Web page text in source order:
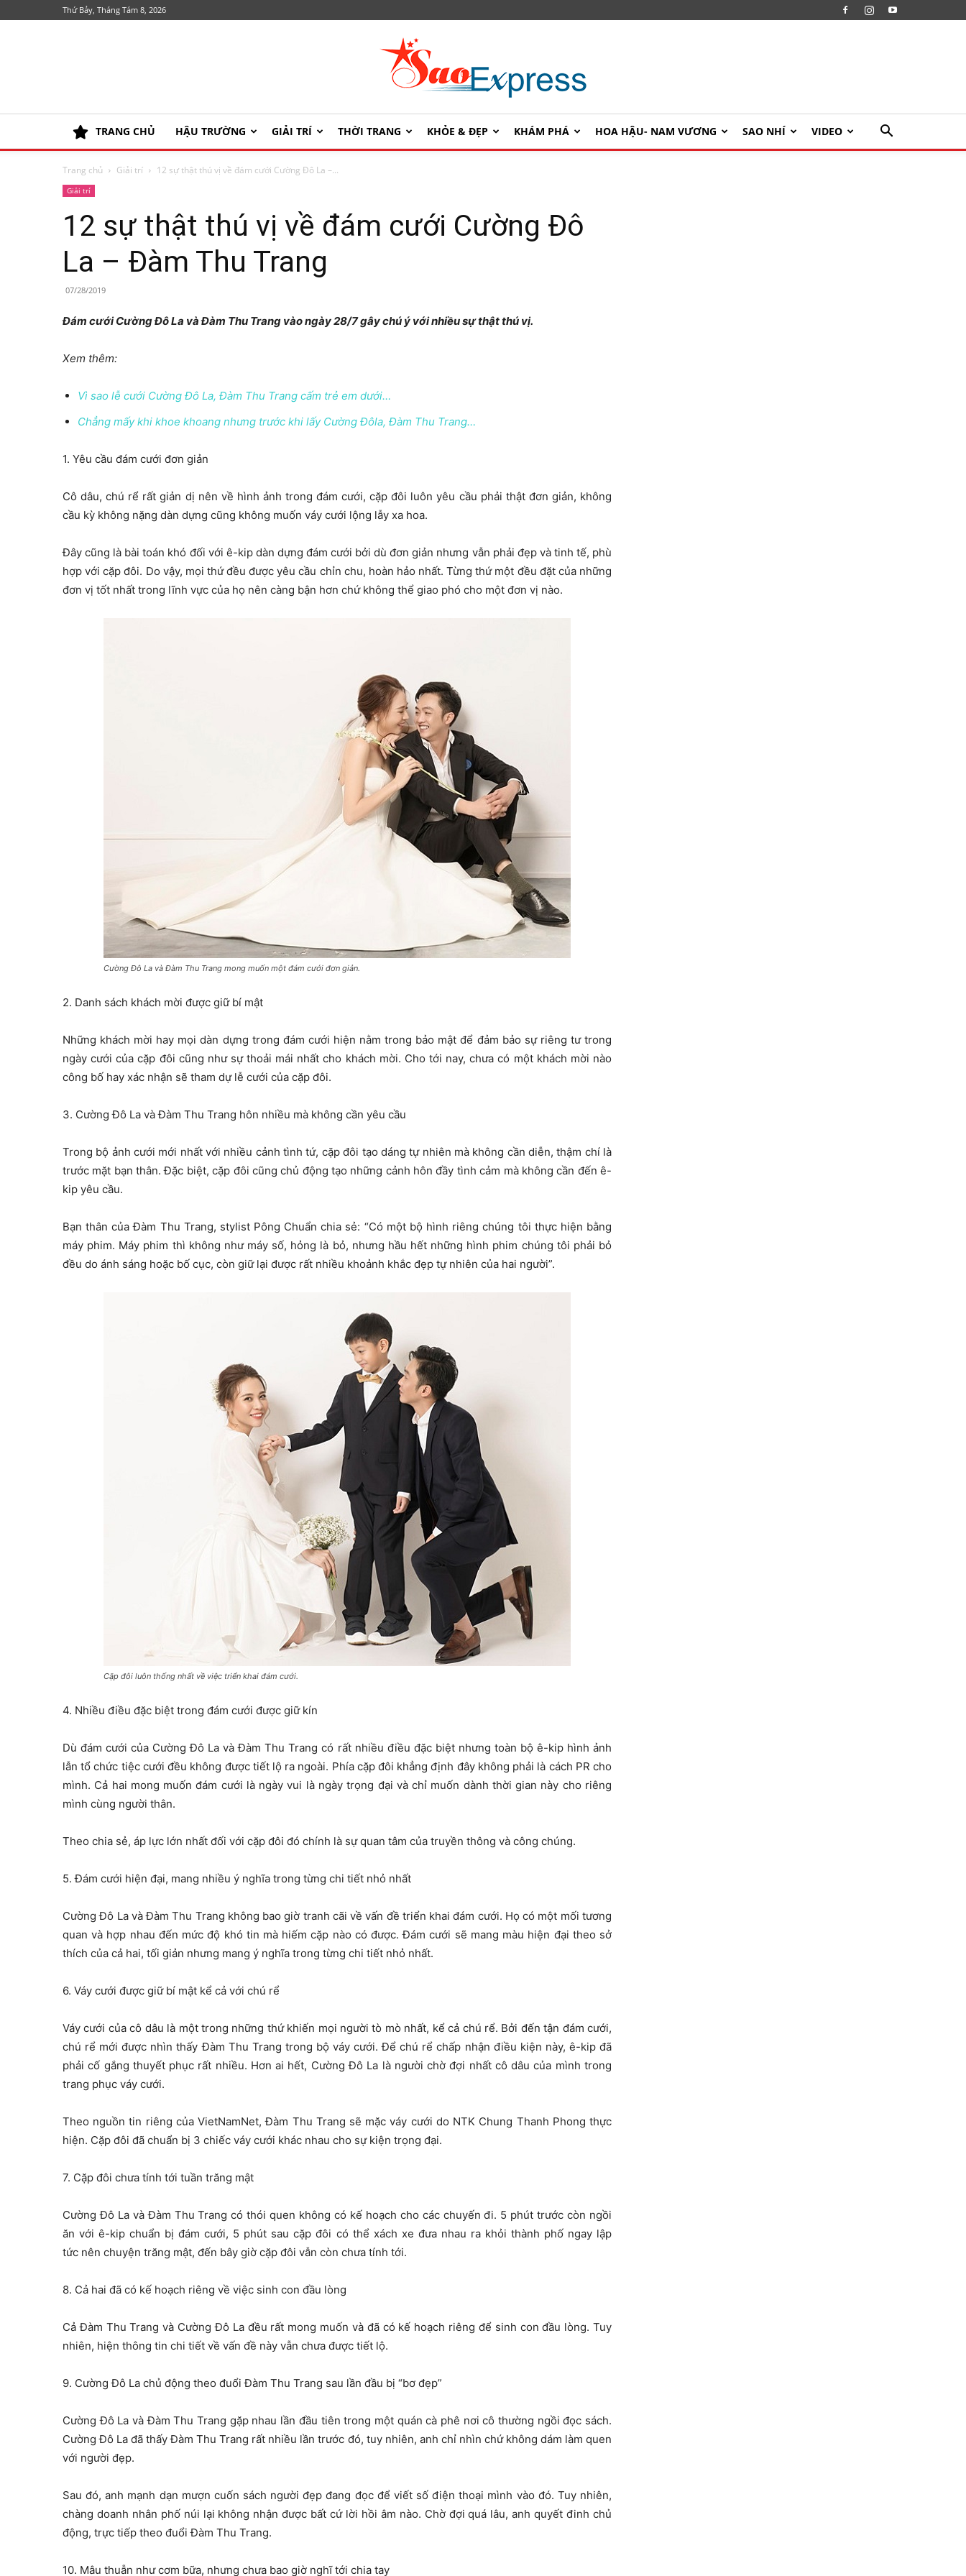
Thứ Bảy, Tháng Tám 8, 2026
SaoExpress
TRANG CHỦ HẬU TRƯỜNG GIẢI TRÍ THỜI TRANG KHỎE & ĐẸP KHÁM PHÁ HOA HẬU- NAM VƯƠNG SAO NHÍ VIDEO
Trang chủ Giải trí 12 sự thật thú vị về đám cưới Cường Đô La –...
Giải trí
12 sự thật thú vị về đám cưới Cường Đô
La – Đàm Thu Trang
07/28/2019
Đám cưới Cường Đô La và Đàm Thu Trang vào ngày 28/7 gây chú ý với nhiều sự thật thú vị.
Xem thêm:
Vì sao lễ cưới Cường Đô La, Đàm Thu Trang cấm trẻ em dưới…
Chẳng mấy khi khoe khoang nhưng trước khi lấy Cường Đôla, Đàm Thu Trang…
1. Yêu cầu đám cưới đơn giản
Cô dâu, chú rể rất giản dị nên về hình ảnh trong đám cưới, cặp đôi luôn yêu cầu phải thật đơn giản, không
cầu kỳ không nặng dàn dựng cũng không muốn váy cưới lộng lẫy xa hoa.
Đây cũng là bài toán khó đối với ê-kip dàn dựng đám cưới bởi dù đơn giản nhưng vẫn phải đẹp và tinh tế, phù
hợp với cặp đôi. Do vậy, mọi thứ đều được yêu cầu chỉn chu, hoàn hảo nhất. Từng thứ một đều đặt của những
đơn vị tốt nhất trong lĩnh vực của họ nên càng bận hơn chứ không thể giao phó cho một đơn vị nào.
Cường Đô La và Đàm Thu Trang mong muốn một đám cưới đơn giản.
2. Danh sách khách mời được giữ bí mật
Những khách mời hay mọi dàn dựng trong đám cưới hiện nằm trong bảo mật để đảm bảo sự riêng tư trong
ngày cưới của cặp đôi cũng như sự thoải mái nhất cho khách mời. Cho tới nay, chưa có một khách mời nào
công bố hay xác nhận sẽ tham dự lễ cưới của cặp đôi.
3. Cường Đô La và Đàm Thu Trang hôn nhiều mà không cần yêu cầu
Trong bộ ảnh cưới mới nhất với nhiều cảnh tình tứ, cặp đôi tạo dáng tự nhiên mà không cần diễn, thậm chí là
trước mặt bạn thân. Đặc biệt, cặp đôi cũng chủ động tạo những cảnh hôn đầy tình cảm mà không cần đến ê-
kip yêu cầu.
Bạn thân của Đàm Thu Trang, stylist Pông Chuẩn chia sẻ: “Có một bộ hình riêng chúng tôi thực hiện bằng
máy phim. Máy phim thì không như máy số, hỏng là bỏ, nhưng hầu hết những hình phim chúng tôi phải bỏ
đều do ánh sáng hoặc bố cục, còn giữ lại được rất nhiều khoảnh khắc đẹp tự nhiên của hai người”.
Cặp đôi luôn thống nhất về việc triển khai đám cưới.
4. Nhiều điều đặc biệt trong đám cưới được giữ kín
Dù đám cưới của Cường Đô La và Đàm Thu Trang có rất nhiều điều đặc biệt nhưng toàn bộ ê-kip hình ảnh
lẫn tổ chức tiệc cưới đều không được tiết lộ ra ngoài. Phía cặp đôi khẳng định đây không phải là cách PR cho
mình. Cả hai mong muốn đám cưới là ngày vui là ngày trọng đại và chỉ muốn dành thời gian này cho riêng
mình cùng người thân.
Theo chia sẻ, áp lực lớn nhất đối với cặp đôi đó chính là sự quan tâm của truyền thông và công chúng.
5. Đám cưới hiện đại, mang nhiều ý nghĩa trong từng chi tiết nhỏ nhất
Cường Đô La và Đàm Thu Trang không bao giờ tranh cãi về vấn đề triển khai đám cưới. Họ có một mối tương
quan và hợp nhau đến mức độ khó tin mà hiếm cặp nào có được. Đám cưới sẽ mang màu hiện đại theo sở
thích của cả hai, tối giản nhưng mang ý nghĩa trong từng chi tiết nhỏ nhất.
6. Váy cưới được giữ bí mật kể cả với chú rể
Váy cưới của cô dâu là một trong những thứ khiến mọi người tò mò nhất, kể cả chú rể. Bởi đến tận đám cưới,
chú rể mới được nhìn thấy Đàm Thu Trang trong bộ váy cưới. Để chú rể chấp nhận điều kiện này, ê-kip đã
phải cố gắng thuyết phục rất nhiều. Hơn ai hết, Cường Đô La là người chờ đợi nhất cô dâu của mình trong
trang phục váy cưới.
Theo nguồn tin riêng của VietNamNet, Đàm Thu Trang sẽ mặc váy cưới do NTK Chung Thanh Phong thực
hiện. Cặp đôi đã chuẩn bị 3 chiếc váy cưới khác nhau cho sự kiện trọng đại.
7. Cặp đôi chưa tính tới tuần trăng mật
Cường Đô La và Đàm Thu Trang có thói quen không có kế hoạch cho các chuyến đi. 5 phút trước còn ngồi
ăn với ê-kip chuẩn bị đám cưới, 5 phút sau cặp đôi có thể xách xe đưa nhau ra khỏi thành phố ngay lập
tức nên chuyện trăng mật, đến bây giờ cặp đôi vẫn còn chưa tính tới.
8. Cả hai đã có kế hoạch riêng về việc sinh con đầu lòng
Cả Đàm Thu Trang và Cường Đô La đều rất mong muốn và đã có kế hoạch riêng để sinh con đầu lòng. Tuy
nhiên, hiện thông tin chi tiết về vấn đề này vẫn chưa được tiết lộ.
9. Cường Đô La chủ động theo đuổi Đàm Thu Trang sau lần đầu bị “bơ đẹp”
Cường Đô La và Đàm Thu Trang gặp nhau lần đầu tiên trong một quán cà phê nơi cô thường ngồi đọc sách.
Cường Đô La đã thấy Đàm Thu Trang rất nhiều lần trước đó, tuy nhiên, anh chỉ nhìn chứ không dám làm quen
với người đẹp.
Sau đó, anh mạnh dạn mượn cuốn sách người đẹp đang đọc để viết số điện thoại mình vào đó. Tuy nhiên,
chàng doanh nhân phố núi lại không nhận được bất cứ lời hồi âm nào. Chờ đợi quá lâu, anh quyết đinh chủ
động, trực tiếp theo đuổi Đàm Thu Trang.
10. Mâu thuẫn như cơm bữa, nhưng chưa bao giờ nghĩ tới chia tay